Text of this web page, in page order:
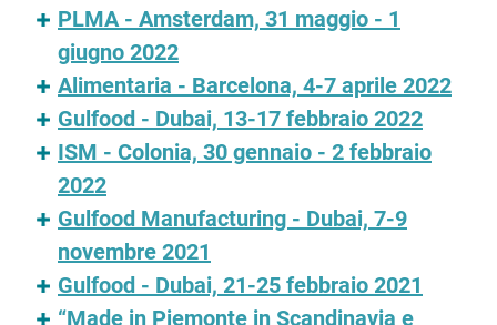
PLMA - Amsterdam, 31 maggio - 1
giugno 2022
Alimentaria - Barcelona, 4-7 aprile 2022
Gulfood - Dubai, 13-17 febbraio 2022
ISM - Colonia, 30 gennaio - 2 febbraio
2022
Gulfood Manufacturing - Dubai, 7-9
novembre 2021
Gulfood - Dubai, 21-25 febbraio 2021
“Made in Piemonte in Scandinavia e